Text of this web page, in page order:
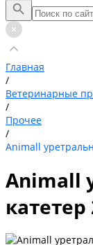
Главная
/
Ветеринарные
/
Прочее
/
Animall
Animall